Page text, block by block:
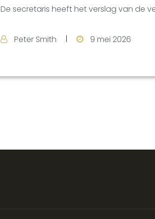
De secretaris heeft het verslag van de
Peter Smith 9 mei 2026